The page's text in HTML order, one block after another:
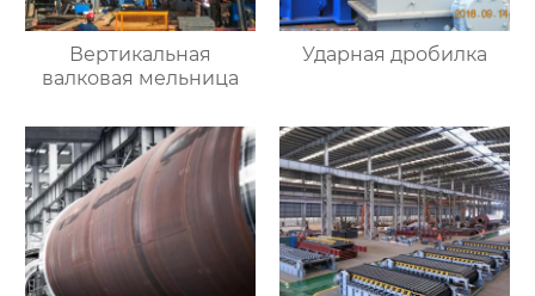
Вертикальная
валковая мельница
Ударная дробилка